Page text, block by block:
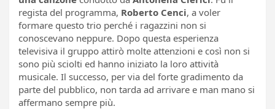
regista del programma, Roberto Cenci, a voler
formare questo trio perché i ragazzini non si
conoscevano neppure. Dopo questa esperienza
televisiva il gruppo attirò molte attenzioni e così non si
sono più sciolti ed hanno iniziato la loro attività
musicale. Il successo, per via del forte gradimento da
parte del pubblico, non tarda ad arrivare e man mano si
affermano sempre più.